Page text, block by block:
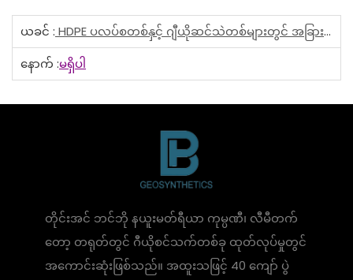
ယခင် : HDPE ပလပ်စတစ်နှင့် ဂျီယိုဆင်သဲတစ်များတွင် အခြားပလပ်စတစ်ပစ္စည်းများနှင့် နှိုင်းယှဉ်ခြင်း
နောက် :မရှိပါ
တိုင်းအင် ဘင်ဘို နယူးမတ်ရီယာ ကုမ္ပဏီ၊ လီမီတက်
တော့ တရုတ်တွင် ဂီယိုစင်သက်တစ်ခု ထုတ်လုပ်မှုတွင်
အကောင်းဆုံးဖြစ်သည်။ အထူးသဖြင့် 40 ကျော် ပွဲ